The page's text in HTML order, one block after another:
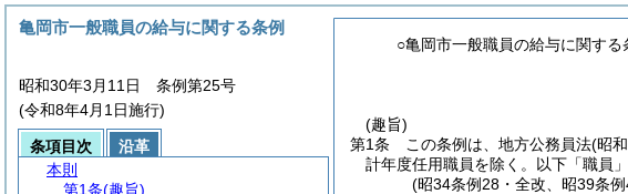
○亀岡市一般職員の給与に関する
(趣旨)
第1条
この条例は、地方公務員法(昭
計年度任用職員を除く。以下「職員
(昭34条例28・全改、昭39条
亀岡市一般職員の給与に関する条例
昭和30年3月11日 条例第25号
(令和8年4月1日施行)
条項目次
沿革
本則
第1条(趣旨)